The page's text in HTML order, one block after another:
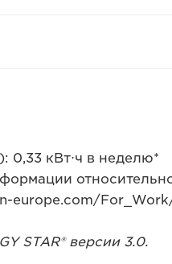
0,33 кВт⋅ч в неделю*
europe.com/
STAR® версии 3.0.